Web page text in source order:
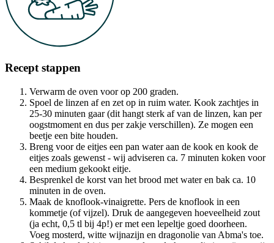
Recept stappen
Verwarm de oven voor op 200 graden.
Spoel de linzen af en zet op in ruim water. Kook zachtjes in
25-30 minuten gaar (dit hangt sterk af van de linzen, kan per
oogstmoment en dus per zakje verschillen). Ze mogen een
beetje een bite houden.
Breng voor de eitjes een pan water aan de kook en kook de
eitjes zoals gewenst - wij adviseren ca. 7 minuten koken voor
een medium gekookt eitje.
Besprenkel de korst van het brood met water en bak ca. 10
minuten in de oven.
Maak de knoflook-vinaigrette. Pers de knoflook in een
kommetje (of vijzel). Druk de aangegeven hoeveelheid zout
(ja echt, 0,5 tl bij 4p!) er met een lepeltje goed doorheen.
Voeg mosterd, witte wijnazijn en dragonolie van Abma's toe.